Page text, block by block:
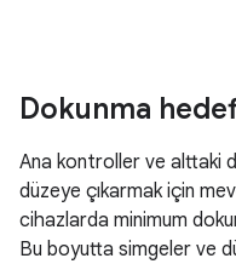
Dokunma
Ana kontroller ve alttaki
düzeye çıkarmak için
cihazlarda minimum
Bu boyutta simgeler ve